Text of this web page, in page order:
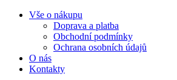
Vše o nákupu
Doprava a platba
Obchodní podmínky
Ochrana osobních údajů
O nás
Kontakty